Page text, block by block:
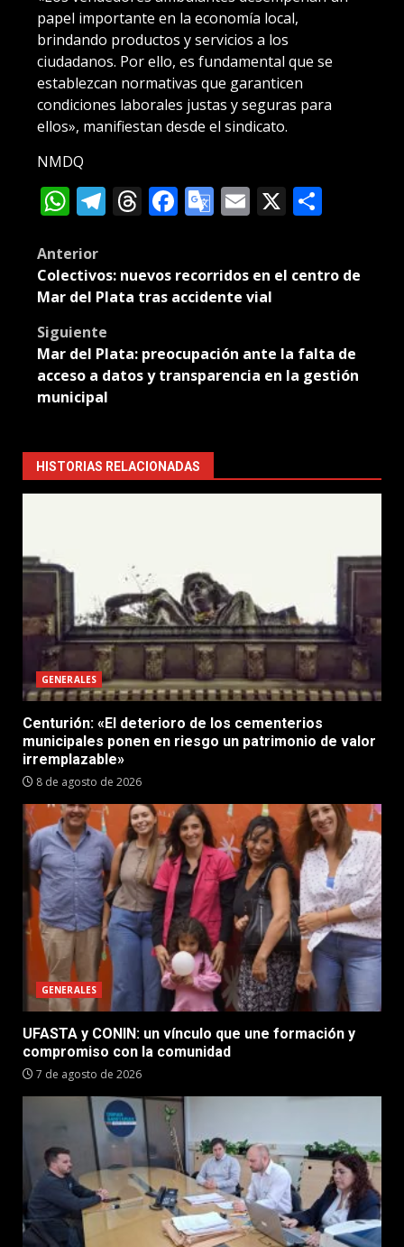
papel importante en la economía local,
brindando productos y servicios a los
ciudadanos. Por ello, es fundamental que se
establezcan normativas que garanticen
condiciones laborales justas y seguras para
ellos», manifiestan desde el sindicato.
NMDQ
WhatsApp
Telegram
Threads
Facebook
Google
Email
X
Post
navigation
Anterior
Colectivos: nuevos recorridos en el centro de
Mar del Plata tras accidente vial
Siguiente
Mar del Plata: preocupación ante la falta de
acceso a datos y transparencia en la gestión
municipal
HISTORIAS RELACIONADAS
GENERALES
Centurión: «El deterioro de los cementerios
municipales ponen en riesgo un patrimonio de valor
irremplazable»
8 de agosto de 2026
GENERALES
UFASTA y CONIN: un vínculo que une formación y
compromiso con la comunidad
7 de agosto de 2026